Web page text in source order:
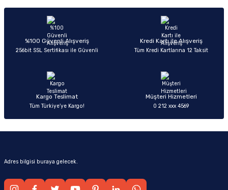
Ürün açıklamasında eksik bilgiler bulunuyor.
Ürün bilgilerinde hatalar bulunuyor.
Ürün fiyatı diğer sitelerden daha pahalı.
Sitemize ilk yorumu siz yapın!
%100 Güvenli Alışveriş
256bit SSL Sertifikası ile Güvenli
Kredi Kartı ile Alışveriş
Tüm Kredi Kartlarına 12 Taksit
Kargo Teslimat
Tüm Türkiye’ye Kargo!
Müşteri Hizmetleri
0 212 xxx 4569
Adres bilgisi buraya gelecek.